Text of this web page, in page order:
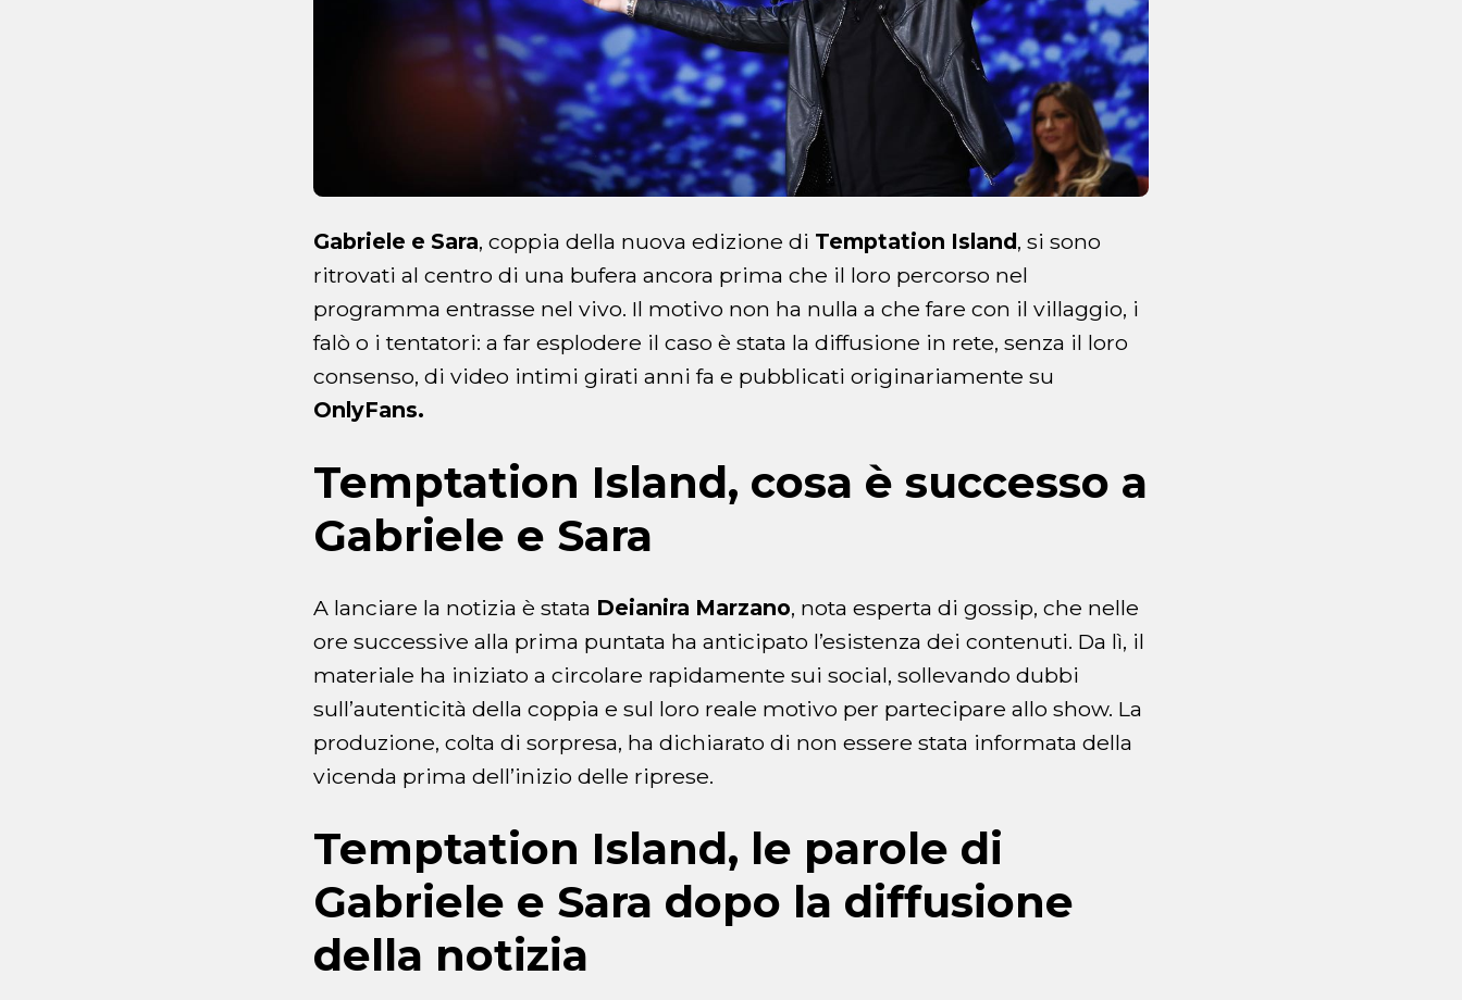
Gabriele e Sara, coppia della nuova edizione di Temptation Island, si sono
ritrovati al centro di una bufera ancora prima che il loro percorso nel
programma entrasse nel vivo. Il motivo non ha nulla a che fare con il villaggio, i
falò o i tentatori: a far esplodere il caso è stata la diffusione in rete, senza il loro
consenso, di video intimi girati anni fa e pubblicati originariamente su
OnlyFans.
Temptation Island, cosa è successo a
Gabriele e Sara
A lanciare la notizia è stata Deianira Marzano, nota esperta di gossip, che nelle
ore successive alla prima puntata ha anticipato l’esistenza dei contenuti. Da lì, il
materiale ha iniziato a circolare rapidamente sui social, sollevando dubbi
sull’autenticità della coppia e sul loro reale motivo per partecipare allo show. La
produzione, colta di sorpresa, ha dichiarato di non essere stata informata della
vicenda prima dell’inizio delle riprese.
Temptation Island, le parole di
Gabriele e Sara dopo la diffusione
della notizia